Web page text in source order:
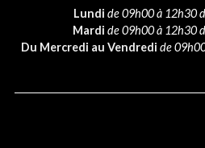
Lundi de 09h00 à 12h30
Mardi de 09h00 à 12h30
Du Mercredi au Vendredi de